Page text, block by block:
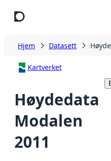
Hjem Datasett
Kartverket
Høydedata
Modalen
2011